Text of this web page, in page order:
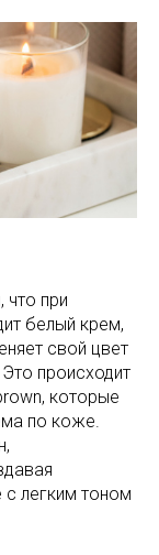
что при
белый крем,
свой цвет
происходит
которые
по коже.
с легким тоном